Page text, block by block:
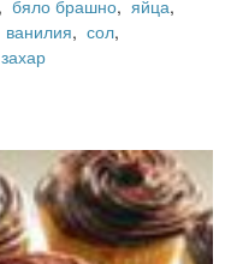
, бяло брашно, яйца,
ванилия, сол,